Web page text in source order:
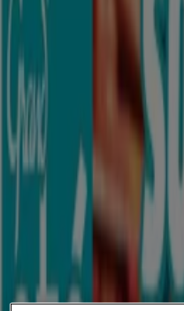
Supermercato
Adelfia -
Tiendeo a Adelfia
Offerte di Iper e
Etè a Adelfia
Etè | Via Conella, 21
Mappa